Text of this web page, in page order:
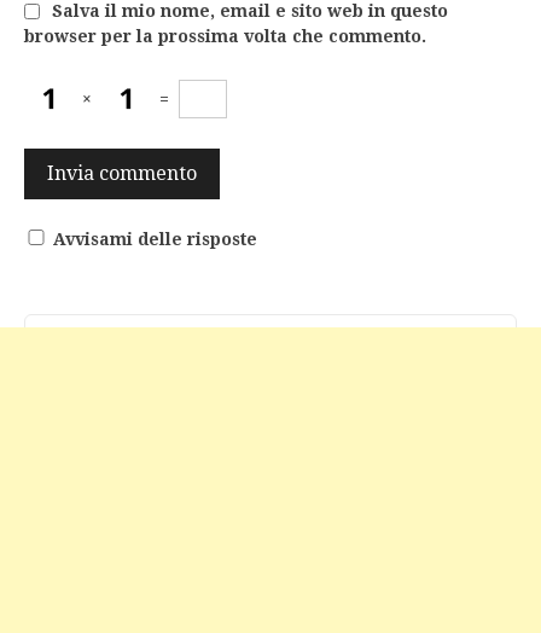
Salva il mio nome, email e sito web in questo
browser per la prossima volta che commento.
× =
Avvisami delle risposte